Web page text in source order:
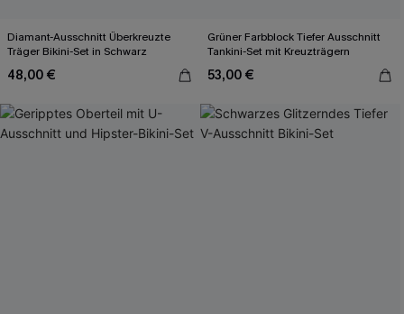
Diamant-Ausschnitt Überkreuzte
Träger Bikini-Set in Schwarz
48,00 €
Grüner Farbblock Tiefer Ausschnitt
Tankini-Set mit Kreuzträgern
53,00 €